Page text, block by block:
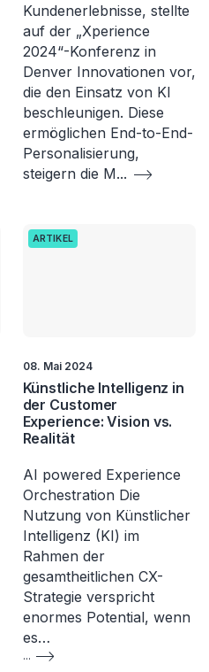
Kundenerlebnisse, stellte
auf der „Xperience
2024“-Konferenz in
Denver Innovationen vor,
die den Einsatz von KI
beschleunigen. Diese
ermöglichen End-to-End-
Personalisierung,
steigern die M...
ARTIKEL
08. Mai 2024
Künstliche Intelligenz in
der Customer
Experience: Vision vs.
Realität
AI powered Experience
Orchestration Die
Nutzung von Künstlicher
Intelligenz (KI) im
Rahmen der
gesamtheitlichen CX-
Strategie verspricht
enormes Potential, wenn
es…
...